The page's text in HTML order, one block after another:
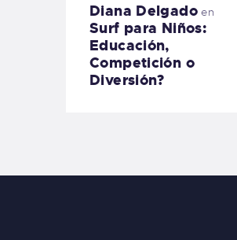
Diana Delgadoen
Surf para Niños:
Educación,
Competición o
Diversión?